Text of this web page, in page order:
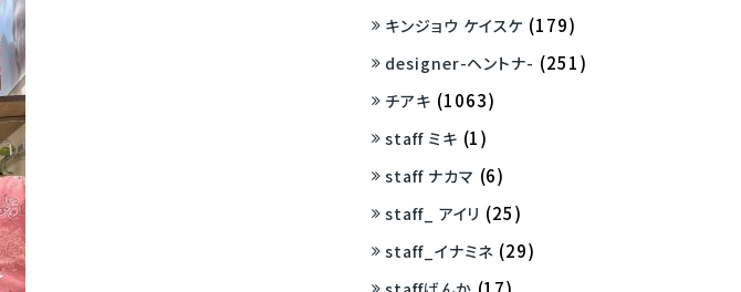
キンジョウ ケイスケ (179)
designer-ヘントナ- (251)
チアキ (1063)
staff ミキ (1)
staff ナカマ (6)
staff_ アイリ (25)
staff_イナミネ (29)